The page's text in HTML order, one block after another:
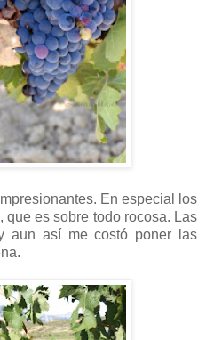
En especial los
es sobre todo rocosa. Las
aun así me costó poner las